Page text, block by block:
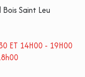
Saint Leu
ET 14H00 - 19H00